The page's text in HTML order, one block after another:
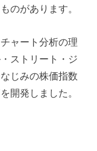
のがあります。
ャート分析の理
ストリート・ジ
じみの株価指数
開発しました。